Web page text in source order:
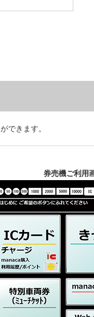
できます。
券売機ご利用